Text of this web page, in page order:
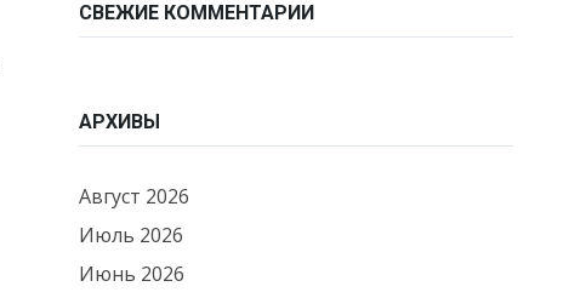
СВЕЖИЕ КОММЕНТАРИИ
АРХИВЫ
Август 2026
Июль 2026
Июнь 2026